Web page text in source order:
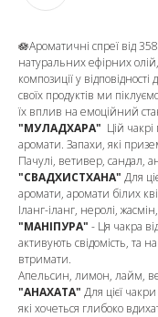
🪷Ароматичні спреї від
натуральних ефірних
композиції у
своїх продуктів ми
їх вплив на емоційний
"МУЛАДХАРА" Цій
аромати. Запахи, які
Пачулі, ветивер, сандал,
"СВАДХИСТХАНА" Для
аромати, аромати білих
Іланг-іланг, неролі,
"МАНІПУРА" - Ця чакра
активують свідомість, та
втримати.
Апельсин, лимон, лайм,
"АНАХАТА" Для цієї
які хочеться глибоко